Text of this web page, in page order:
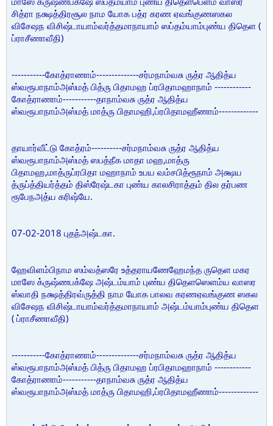
சித்ரா நக்ஷத்திரசூல நாம யோக பத்ர கரண ஏவங்குணஸகல
விசேஷந விசிஷ்டாயாம்வர்த்தமாநாயாம் ஸப்தம்யாம்புண்ய திதெள (
ப்ராசீணாவீதி)
-----------கோத்ராணாம்--------------சர்மநாம்வசு ருத்ர ஆதித்ய
ஸ்வரூபாநாம்அஸ்மத் பித்ரு பிதாமஹ ப்ரபிதாமஹாநாம் ------------
கோத்ராணாம்-----------தாநாம்வசு ருத்ர ஆதித்ய
ஸ்வரூபாநாம்அஸ்மத் மாத்ரு பிதாமஹி,ப்ரபிதாமஹீணாம்-------------
தாயார்வீட்டு கோத்ரம்----------சர்மநாம்வசு ருத்ர ஆதித்ய
ஸ்வரூபாநாம்அஸ்மத் ஸபத்நீக மாதா மஹ,மாத்ரு
பிதாமஹ,மாத்ருப்ரபிதா மஹாநாம் உபய வம்சபித்ரூநாம் அக்ஷய
த்ருப்த்தியர்த்தம் திஸ்ரேஷ்டகா புண்ய காலசிராத்தம் தில தர்பண
ரூபேநஅத்ய கரிஷ்யே.
07-02-2018 புதந்அஷ்டகா.
ஹேவிளம்பிநாம ஸம்வத்ஸரே உத்தராயணேஹேமந்த ருதெள மகர
மாஸே க்ருஷ்ணபக்ஷே அஷ்டம்யாம் புண்ய திதெளஸெளம்ய வாஸர
ஸ்வாதி நக்ஷத்திரவ்ருத்தி நாம யோக பாலவ கரணஏவங்குண ஸகல
விசேஷந விசிஷ்டாயாம்வர்த்தமாநாயாம் அஷ்டம்யாம்புண்ய திதெள
( ப்ராசீணாவீதி)
-----------கோத்ராணாம்--------------சர்மநாம்வசு ருத்ர ஆதித்ய
ஸ்வரூபாநாம்அஸ்மத் பித்ரு பிதாமஹ ப்ரபிதாமஹாநாம் ------------
கோத்ராணாம்-----------தாநாம்வசு ருத்ர ஆதித்ய
ஸ்வரூபாநாம்அஸ்மத் மாத்ரு பிதாமஹி,ப்ரபிதாமஹீணாம்-------------